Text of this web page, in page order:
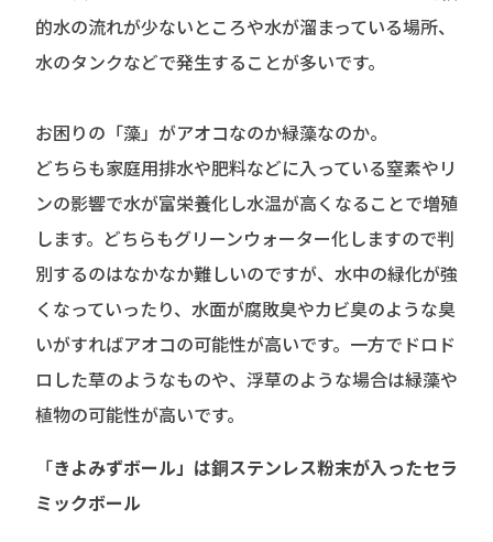
的水の流れが少ないところや水が溜まっている場所、
水のタンクなどで発生することが多いです。
お困りの「藻」がアオコなのか緑藻なのか。
どちらも家庭用排水や肥料などに入っている窒素やリ
ンの影響で水が富栄養化し水温が高くなることで増殖
します。どちらもグリーンウォーター化しますので判
別するのはなかなか難しいのですが、水中の緑化が強
くなっていったり、水面が腐敗臭やカビ臭のような臭
いがすればアオコの可能性が高いです。一方でドロド
ロした草のようなものや、浮草のような場合は緑藻や
植物の可能性が高いです。
「きよみずボール」は銅ステンレス粉末が入ったセラ
ミックボール